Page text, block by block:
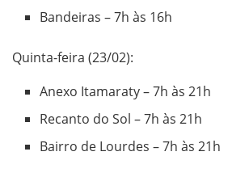
Bandeiras – 7h às 16h
Quinta-feira (23/02):
Anexo Itamaraty – 7h às 21h
Recanto do Sol – 7h às 21h
Bairro de Lourdes – 7h às 21h